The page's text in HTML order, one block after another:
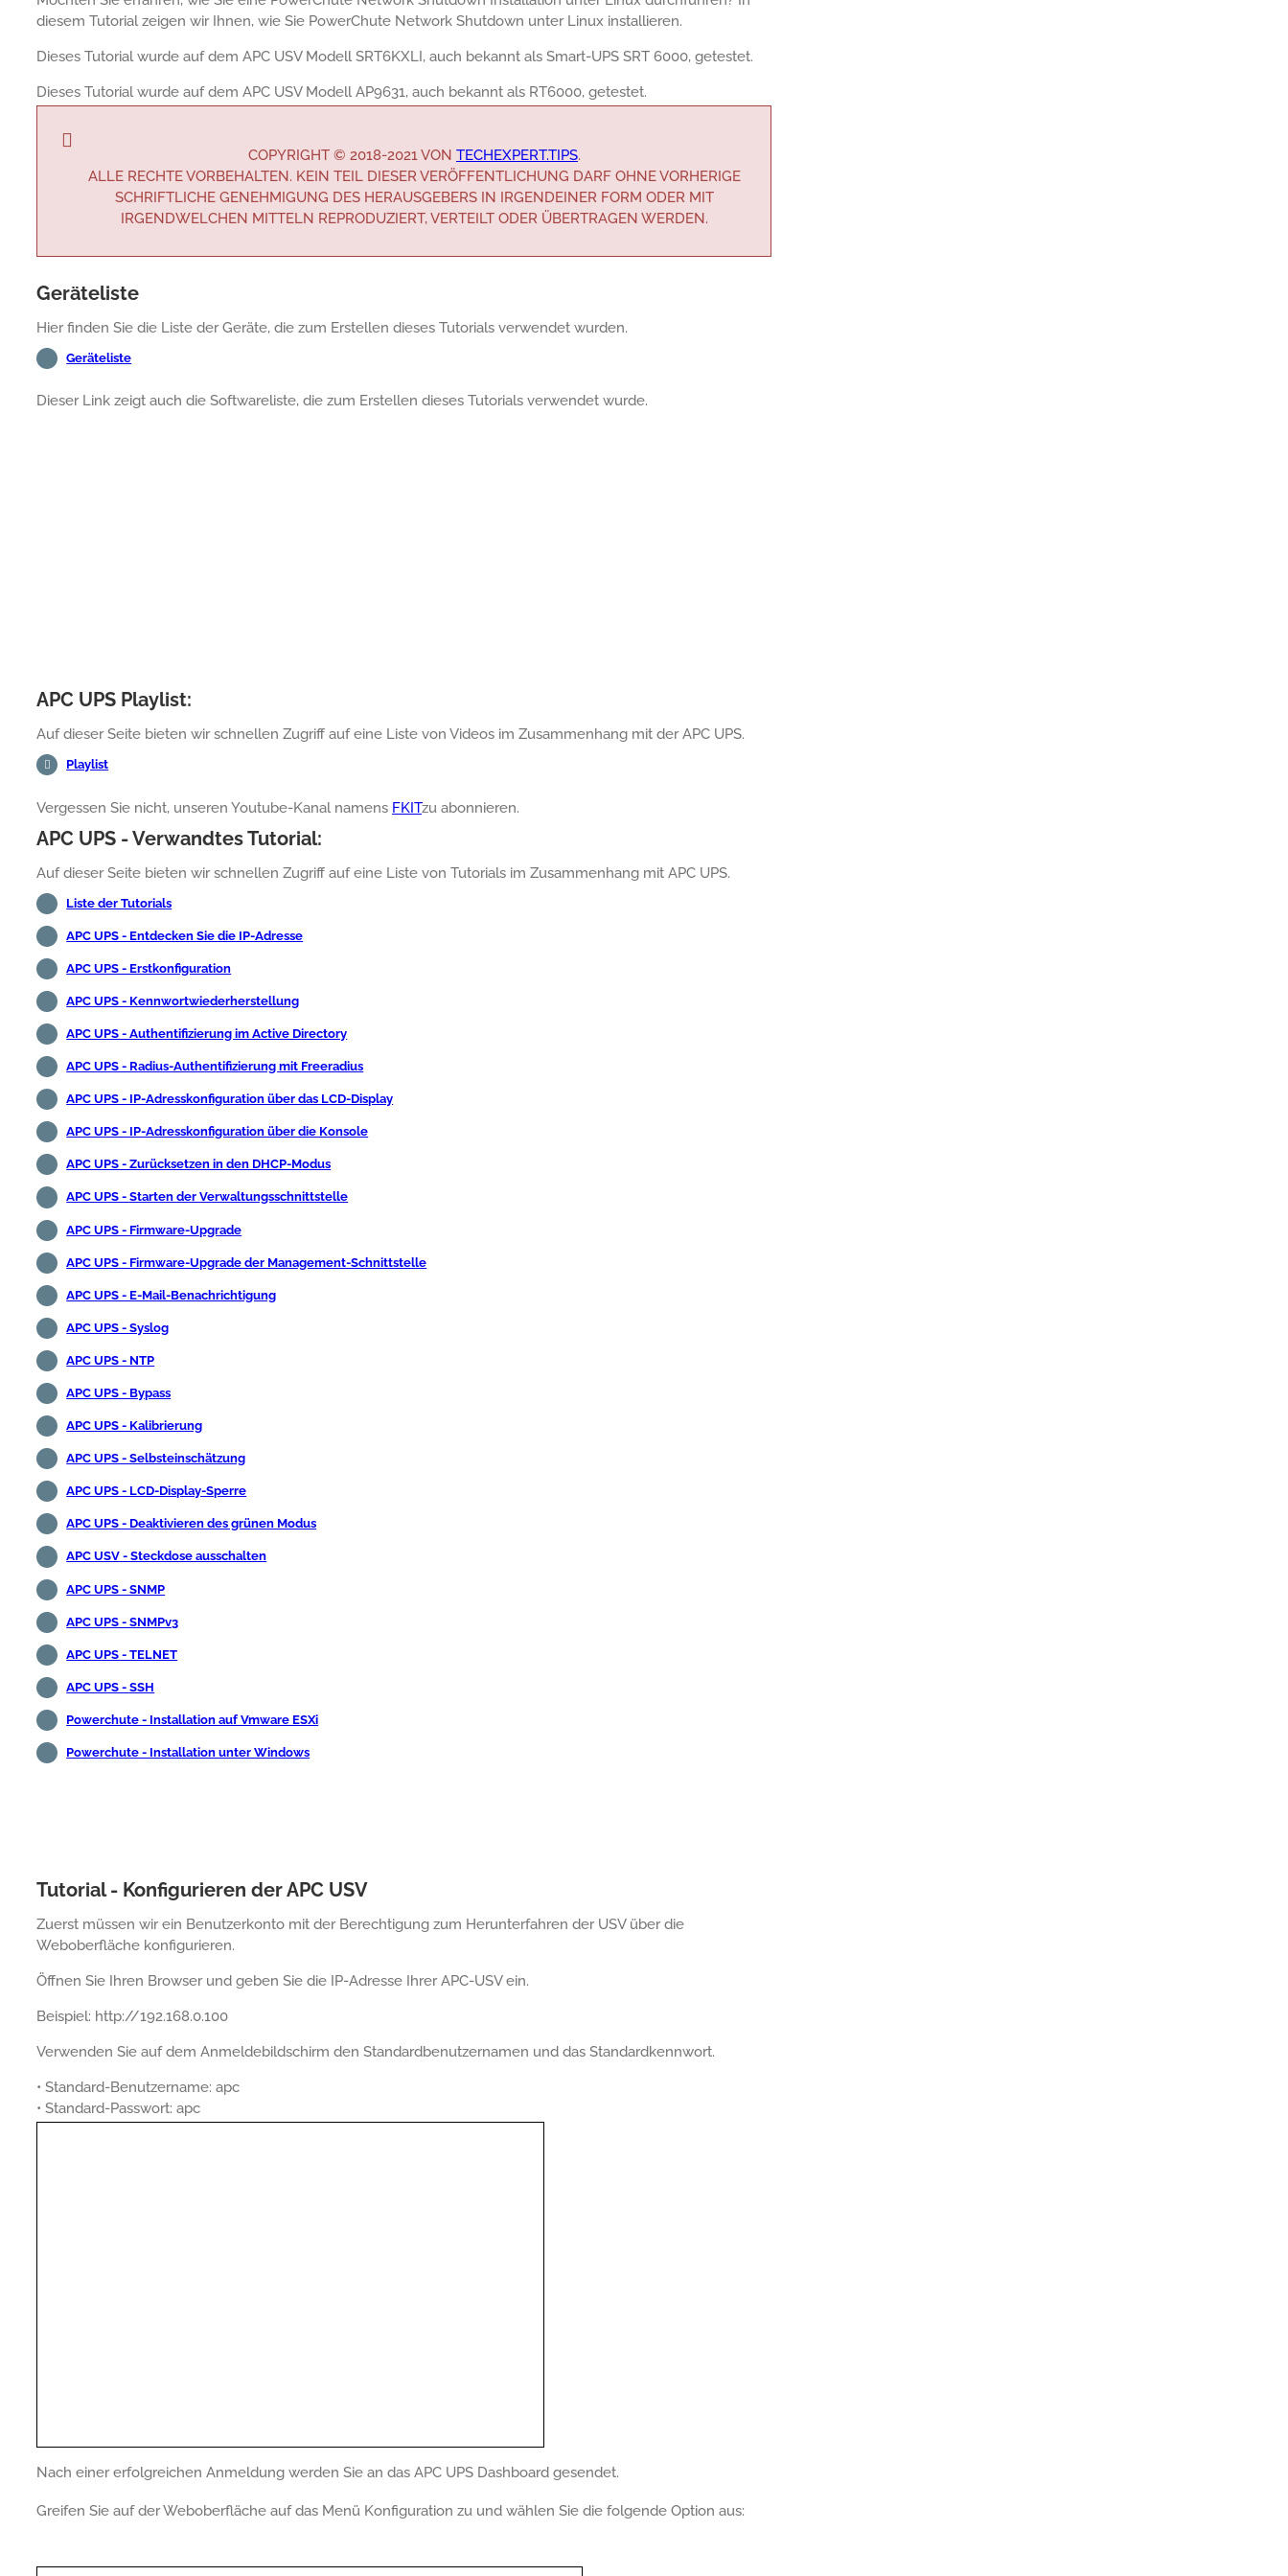
diesem Tutorial zeigen wir Ihnen, wie Sie PowerChute Network Shutdown unter Linux installieren.
Dieses Tutorial wurde auf dem APC USV Modell SRT6KXLI, auch bekannt als Smart-UPS SRT 6000, getestet.
Dieses Tutorial wurde auf dem APC USV Modell AP9631, auch bekannt als RT6000, getestet.
COPYRIGHT © 2018-2021 VON TECHEXPERT.TIPS.
ALLE RECHTE VORBEHALTEN. KEIN TEIL DIESER VERÖFFENTLICHUNG DARF OHNE VORHERIGE
SCHRIFTLICHE GENEHMIGUNG DES HERAUSGEBERS IN IRGENDEINER FORM ODER MIT
IRGENDWELCHEN MITTELN REPRODUZIERT, VERTEILT ODER ÜBERTRAGEN WERDEN.
Geräteliste
Hier finden Sie die Liste der Geräte, die zum Erstellen dieses Tutorials verwendet wurden.
Geräteliste
Dieser Link zeigt auch die Softwareliste, die zum Erstellen dieses Tutorials verwendet wurde.
APC UPS Playlist:
Auf dieser Seite bieten wir schnellen Zugriff auf eine Liste von Videos im Zusammenhang mit der APC UPS.
Playlist
Vergessen Sie nicht, unseren Youtube-Kanal namens FKITzu abonnieren.
APC UPS - Verwandtes Tutorial:
Auf dieser Seite bieten wir schnellen Zugriff auf eine Liste von Tutorials im Zusammenhang mit APC UPS.
Liste der Tutorials
APC UPS - Entdecken Sie die IP-Adresse
APC UPS - Erstkonfiguration
APC UPS - Kennwortwiederherstellung
APC UPS - Authentifizierung im Active Directory
APC UPS - Radius-Authentifizierung mit Freeradius
APC UPS - IP-Adresskonfiguration über das LCD-Display
APC UPS - IP-Adresskonfiguration über die Konsole
APC UPS - Zurücksetzen in den DHCP-Modus
APC UPS - Starten der Verwaltungsschnittstelle
APC UPS - Firmware-Upgrade
APC UPS - Firmware-Upgrade der Management-Schnittstelle
APC UPS - E-Mail-Benachrichtigung
APC UPS - Syslog
APC UPS - NTP
APC UPS - Bypass
APC UPS - Kalibrierung
APC UPS - Selbsteinschätzung
APC UPS - LCD-Display-Sperre
APC UPS - Deaktivieren des grünen Modus
APC USV - Steckdose ausschalten
APC UPS - SNMP
APC UPS - SNMPv3
APC UPS - TELNET
APC UPS - SSH
Powerchute - Installation auf Vmware ESXi
Powerchute - Installation unter Windows
Tutorial - Konfigurieren der APC USV
Zuerst müssen wir ein Benutzerkonto mit der Berechtigung zum Herunterfahren der USV über die
Weboberfläche konfigurieren.
Öffnen Sie Ihren Browser und geben Sie die IP-Adresse Ihrer APC-USV ein.
Beispiel: http://192.168.0.100
Verwenden Sie auf dem Anmeldebildschirm den Standardbenutzernamen und das Standardkennwort.
• Standard-Benutzername: apc
• Standard-Passwort: apc
Nach einer erfolgreichen Anmeldung werden Sie an das APC UPS Dashboard gesendet.
Greifen Sie auf der Weboberfläche auf das Menü Konfiguration zu und wählen Sie die folgende Option aus: